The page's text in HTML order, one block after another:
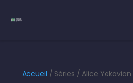
Accueil / Séries / Alice Yekavian